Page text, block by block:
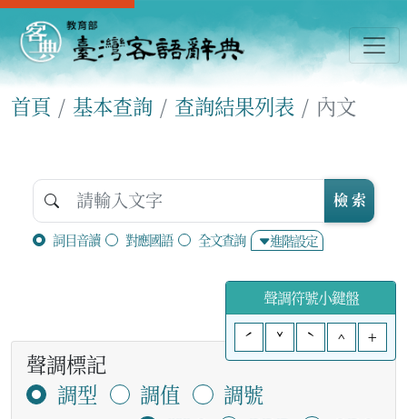
首頁 基本查詢 查詢結果列表 內文
詞目音讀 對應國語 全文查詢 進階設定
檢 索
聲調符號小鍵盤
ˊ
ˇ ˋ ^ +
聲調標記
調型
調值
調號